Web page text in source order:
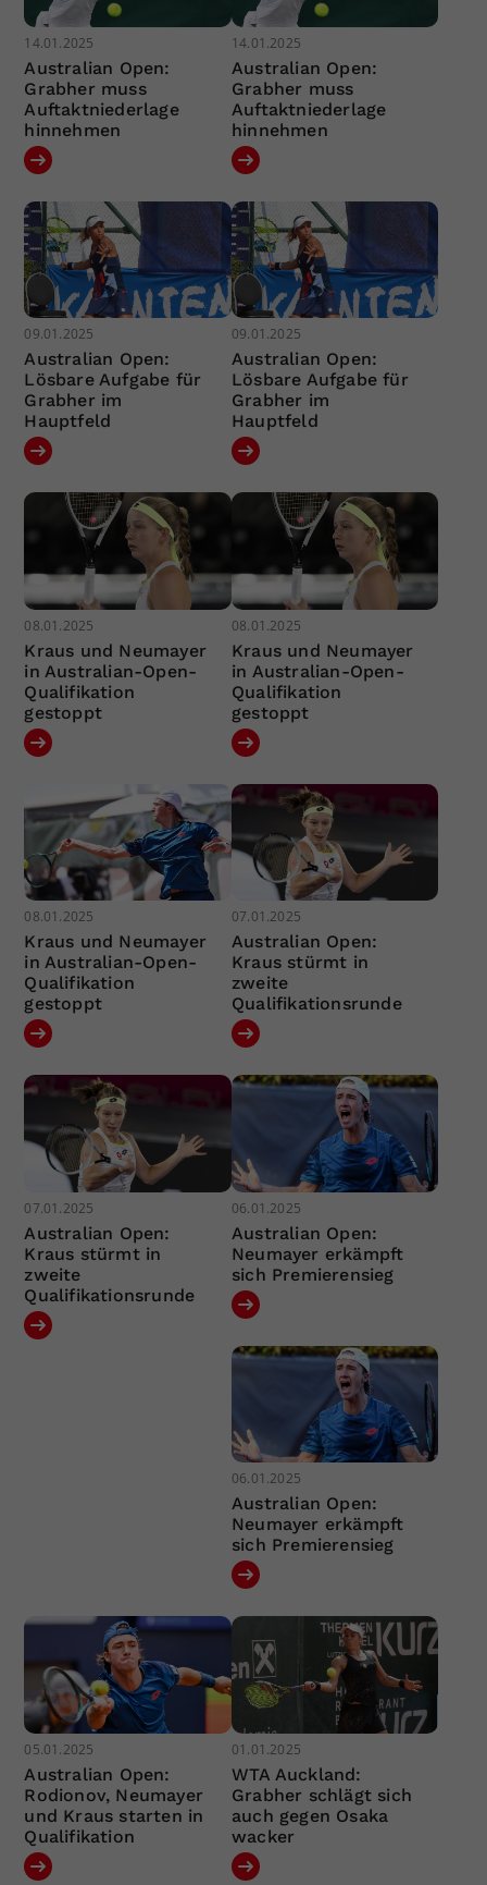
14.01.2025
Australian Open:
Grabher muss
Auftaktniederlage
hinnehmen
14.01.2025
Australian Open:
Grabher muss
Auftaktniederlage
hinnehmen
09.01.2025
Australian Open:
Lösbare Aufgabe für
Grabher im
Hauptfeld
09.01.2025
Australian Open:
Lösbare Aufgabe für
Grabher im
Hauptfeld
08.01.2025
Kraus und Neumayer
in Australian-Open-
Qualifikation
gestoppt
08.01.2025
Kraus und Neumayer
in Australian-Open-
Qualifikation
gestoppt
08.01.2025
Kraus und Neumayer
in Australian-Open-
Qualifikation
gestoppt
07.01.2025
Australian Open:
Kraus stürmt in
zweite
Qualifikationsrunde
07.01.2025
Australian Open:
Kraus stürmt in
zweite
Qualifikationsrunde
06.01.2025
Australian Open:
Neumayer erkämpft
sich Premierensieg
06.01.2025
Australian Open:
Neumayer erkämpft
sich Premierensieg
05.01.2025
Australian Open:
Rodionov, Neumayer
und Kraus starten in
Qualifikation
01.01.2025
WTA Auckland:
Grabher schlägt sich
auch gegen Osaka
wacker